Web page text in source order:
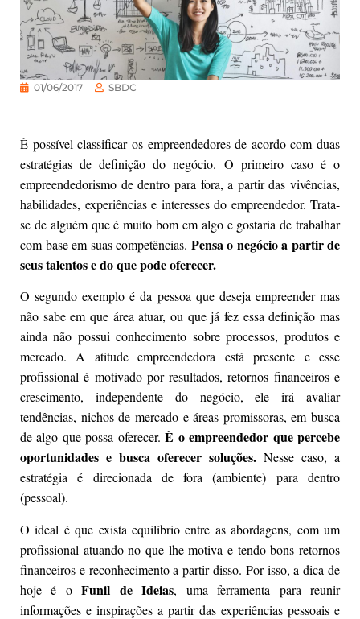
01/06/2017 SBDC
É possível classificar os empreendedores de acordo com duas
estratégias de definição do negócio. O primeiro caso é o
empreendedorismo de dentro para fora, a partir das vivências,
habilidades, experiências e interesses do empreendedor. Trata-
se de alguém que é muito bom em algo e gostaria de trabalhar
com base em suas competências. Pensa o negócio a partir de
seus talentos e do que pode oferecer.
O segundo exemplo é da pessoa que deseja empreender mas
não sabe em que área atuar, ou que já fez essa definição mas
ainda não possui conhecimento sobre processos, produtos e
mercado. A atitude empreendedora está presente e esse
profissional é motivado por resultados, retornos financeiros e
crescimento, independente do negócio, ele irá avaliar
tendências, nichos de mercado e áreas promissoras, em busca
de algo que possa oferecer.É o empreendedor que percebe
oportunidades e busca oferecer soluções. Nesse caso, a
estratégia é direcionada de fora (ambiente) para dentro
(pessoal).
O ideal é que exista equilíbrio entre as abordagens, com um
profissional atuando no que lhe motiva e tendo bons retornos
financeiros e reconhecimento a partir disso. Por isso, a dica de
hoje é oFunil de Ideias, uma ferramenta para reunir
informações e inspirações a partir das experiências pessoais e